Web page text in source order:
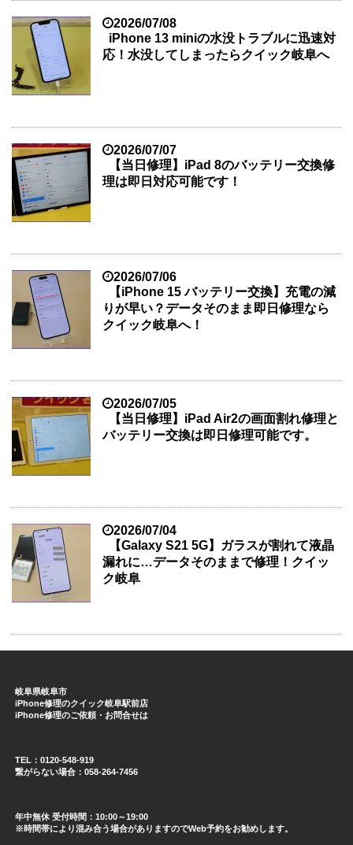
2026/07/08
iPhone 13 miniの水没トラブルに迅速対
応！水没してしまったらクイック岐阜へ
2026/07/07
【当日修理】iPad 8のバッテリー交換修
理は即日対応可能です！
2026/07/06
【iPhone 15 バッテリー交換】充電の減
りが早い？データそのまま即日修理なら
クイック岐阜へ！
2026/07/05
【当日修理】iPad Air2の画面割れ修理と
バッテリー交換は即日修理可能です。
2026/07/04
【Galaxy S21 5G】ガラスが割れて液晶
漏れに…データそのままで修理！クイッ
ク岐阜
岐阜県岐阜市
iPhone修理のクイック岐阜駅前店
iPhone修理のご依頼・お問合せは
TEL：0120-548-919
繋がらない場合：058-264-7456
年中無休 受付時間：10:00～19:00
※時間帯により混み合う場合がありますのでWeb予約をお勧めします。